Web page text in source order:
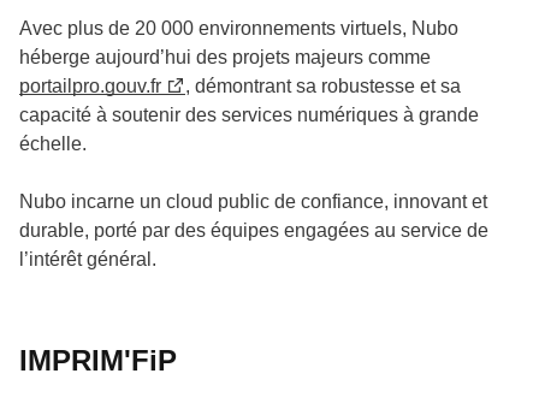
Avec plus de 20 000 environnements virtuels, Nubo
héberge aujourd’hui des projets majeurs comme
portailpro.gouv.fr
, démontrant sa robustesse et sa
capacité à soutenir des services numériques à grande
échelle.
Nubo incarne un cloud public de confiance, innovant et
durable, porté par des équipes engagées au service de
l’intérêt général.
IMPRIM'FiP